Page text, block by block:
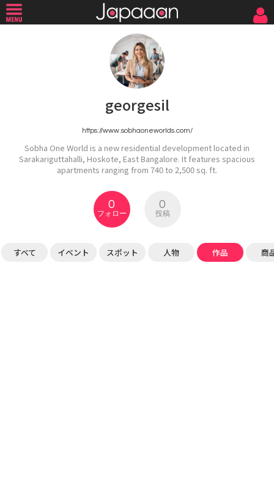
georgesil
https://www.sobhaoneworlds.com/
Sobha One World is a new residential development located in
Sarakariguttahalli, Hoskote, East Bangalore. It features spacious
apartments ranging from 740 to 2,500 sq. ft.
0
フォロー
0
投稿
すべて イベント スポット 人物 作品 商